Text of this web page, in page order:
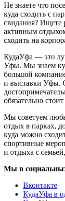
Не знаете что
куда сходить с
свидания? Ищете
активным
сходить на
КудаУфа — это
Уфы. Мы знаем
большой
и выставки Уфы.
обязательно
Мы советуем
отдых в парках,
куда можно
спортивные
и отдыха с
Мы в
Вконтакте
КудаУфа в